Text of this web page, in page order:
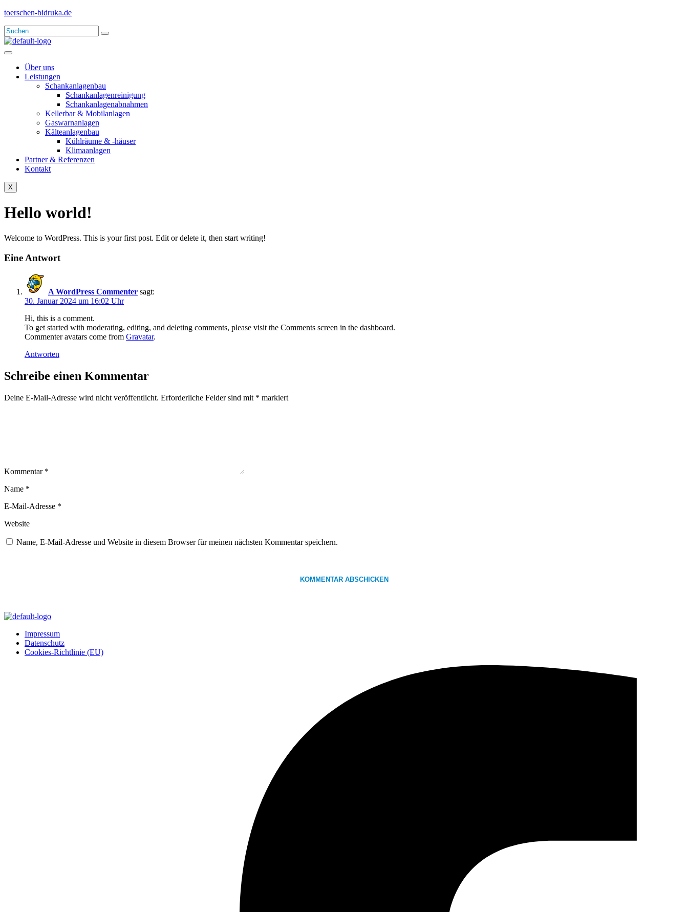
toerschen-bidruka.de
Über uns
Leistungen
Schankanlagenbau
Schankanlagenreinigung
Schankanlagenabnahmen
Kellerbar & Mobilanlagen
Gaswarnanlagen
Kälteanlagenbau
Kühlräume & -häuser
Klimaanlagen
Partner & Referenzen
Kontakt
X
Hello world!
Welcome to WordPress. This is your first post. Edit or delete it, then start writing!
Eine Antwort
A WordPress Commenter sagt:
30. Januar 2024 um 16:02 Uhr
Hi, this is a comment.
To get started with moderating, editing, and deleting comments, please visit the Comments screen in the dashboard.
Commenter avatars come from Gravatar.
Antworten
Schreibe einen Kommentar
Deine E-Mail-Adresse wird nicht veröffentlicht. Erforderliche Felder sind mit * markiert
Kommentar *
Name *
E-Mail-Adresse *
Website
Name, E-Mail-Adresse und Website in diesem Browser für meinen nächsten Kommentar speichern.
Impressum
Datenschutz
Cookies-Richtlinie (EU)